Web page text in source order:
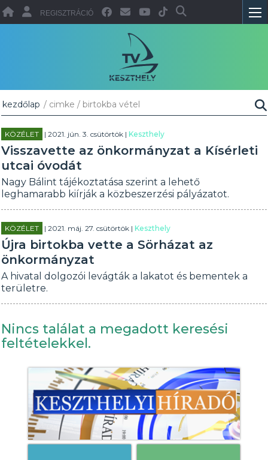
REGISZTRÁCIÓ
kezdőlap / cimke / birtokba vétel
KÖZÉLET | 2021. jún. 3. csütörtök |Keszthely
Visszavette az önkormányzat a Kísérleti
utcai óvodát
Nagy Bálint tájékoztatása szerint a lehető
leghamarabb kiírják a közbeszerzési pályázatot.
KÖZÉLET | 2021. máj. 27. csütörtök |Keszthely
Újra birtokba vette a Sörházat az
önkormányzat
A hivatal dolgozói levágták a lakatot és bementek a
területre.
Nincs találat a megadott keresési
feltételekkel.